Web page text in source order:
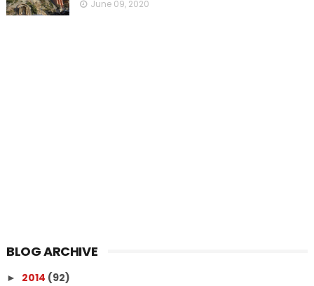
June 09, 2020
BLOG ARCHIVE
► 2014 (92)